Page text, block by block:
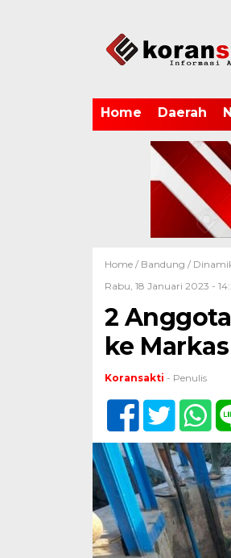
Home Daerah
Home / Bandung /
Rabu, 18 Januari 2023 -
2
ke
Koransakti - Penulis